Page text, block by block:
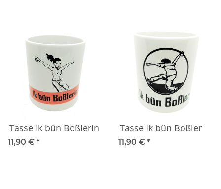
Tasse Ik bün Boßlerin
11,90 € *
Tasse Ik bün Boßler
11,90 € *